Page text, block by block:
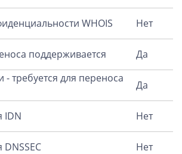
WHOIS Нет
поддерживается
Да
- требуется для переноса
Да
IDN Нет
Нет